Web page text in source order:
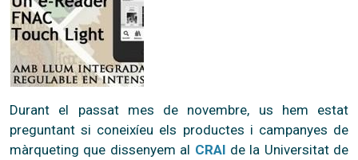
Durant el passat mes de novembre, us hem estat
preguntant si coneixíeu els productes i campanyes de
màrqueting que dissenyem al CRAI de la Universitat de